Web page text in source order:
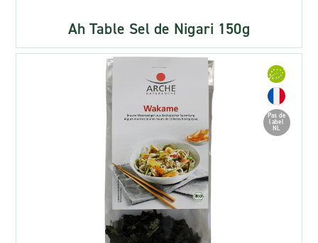
Ah Table Sel de Nigari 150g
Pas de
label
NL